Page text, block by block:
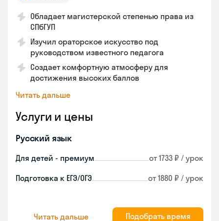
Обладает магистерской степенью права из
СПбГУП
Изучил ораторское искусство под
руководством известного педагога
Создает комфортную атмосферу для
достижения высоких баллов
Читать дальше
Услуги и цены
Русский язык
Для детей - премиум от 1733 ₽ / урок
Подготовка к ЕГЭ/ОГЭ от 1880 ₽ / урок
Читать дальше Подобрать время